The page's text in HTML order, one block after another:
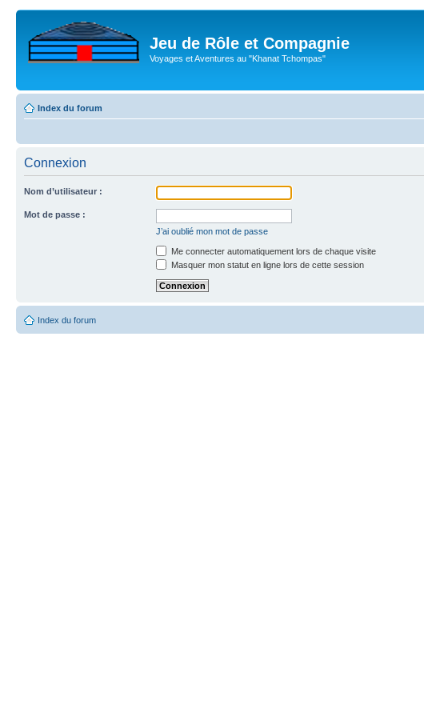
Jeu de Rôle et Compagnie
Voyages et Aventures au "Khanat Tchompas"
Index du forum
Connexion
Nom d’utilisateur :
Mot de passe :
J’ai oublié mon mot de passe
Me connecter automatiquement lors de chaque visite
Masquer mon statut en ligne lors de cette session
Index du forum